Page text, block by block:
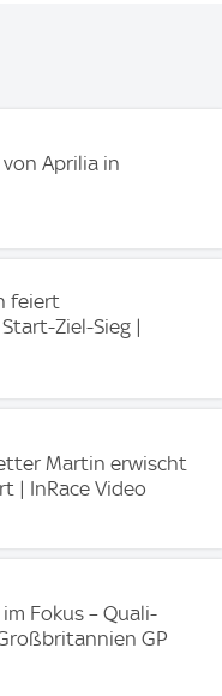
Aprilia in
feiert
Ziel-Sieg |
Martin erwischt
| InRace Video
Fokus – Quali-
GP